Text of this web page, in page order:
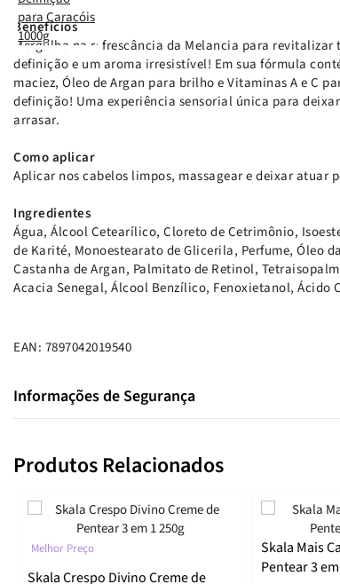
Benefícios
Mergulha na refrescância da Melancia para
definição e um aroma irresistível! Em sua fórmula
maciez, Óleo de Argan para brilho e Vitaminas A e C
definição! Uma experiência sensorial única para
arrasar.
Como aplicar
Aplicar nos cabelos limpos, massagear e deixar atuar
Ingredientes
Água, Álcool Cetearílico, Cloreto de Cetrimônio,
de Karité, Monoestearato de Glicerila, Perfume, Óleo
Castanha de Argan, Palmitato de Retinol,
Acacia Senegal, Álcool Benzílico, Fenoxietanol, Ácido
EAN: 7897042019540
Informações de Segurança
Produtos Relacionados
Melhor Preço
Skala Crespo Divino Creme de
Skala Mais
Pentear 3